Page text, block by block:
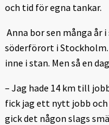
och tid för egna tankar.
Anna bor sen många år
söderförort i
inne i stan. Men så en
– Jag hade 14 km till
fick jag ett nytt jobb
gick det någon slags